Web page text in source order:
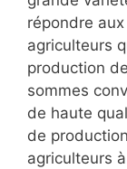
répondre
agriculteurs
production
sommes
de haute
de
agriculteurs